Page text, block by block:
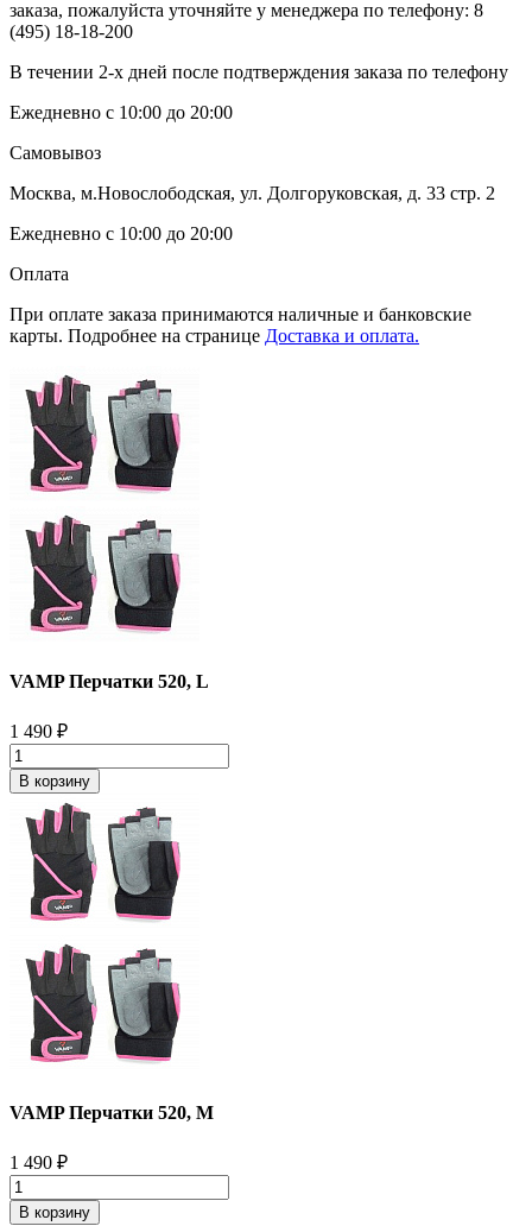
заказа, пожалуйста уточняйте у менеджера по телефону: 8
(495) 18-18-200
В течении 2-х дней после подтверждения заказа по телефону
Ежедневно с 10:00 до 20:00
Самовывоз
Москва, м.Новослободская, ул. Долгоруковская, д. 33 стр. 2
Ежедневно с 10:00 до 20:00
Оплата
При оплате заказа принимаются наличные и банковские
карты. Подробнее на странице Доставка и оплата.
VAMP Перчатки 520, L
1 490 ₽
В корзину
VAMP Перчатки 520, M
1 490 ₽
В корзину